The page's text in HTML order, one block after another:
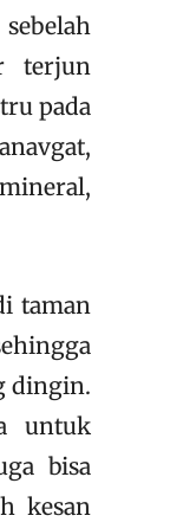
terjun
pada
taman
dingin.
untuk
bisa
kesan